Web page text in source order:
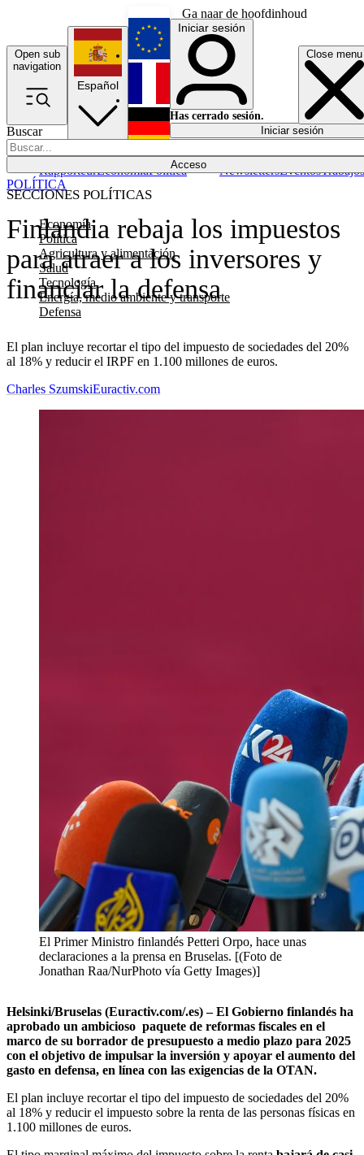
Ga naar de hoofdinhoud
Open sub
navigation
Close menu
Buscar
Acceso
SECCIONES POLÍTICAS
Economía
Política
Agricultura y alimentación
Salud
Tecnología
Energía, medio ambiente y transporte
Defensa
RapporteurEconomíaPolítica NewslettersEventosTrabajos
Español
English
Français
Iniciar sesión
Has cerrado sesión.
Iniciar sesión
Finlandia rebaja los impuestos
para atraer a los inversores y
financiar la defensa
El plan incluye recortar el tipo del impuesto de sociedades del 20%
al 18% y reducir el IRPF en 1.100 millones de euros.
POLÍTICA
Charles SzumskiEuractiv.com
El Primer Ministro finlandés Petteri Orpo, hace unas
declaraciones a la prensa en Bruselas. [(Foto de
Jonathan Raa/NurPhoto vía Getty Images)]
Helsinki/Bruselas (Euractiv.com/.es) – El Gobierno finlandés ha
aprobado un ambicioso paquete de reformas fiscales en el
marco de su borrador de presupuesto a medio plazo para 2025
con el objetivo de impulsar la inversión y apoyar el aumento del
gasto en defensa, en línea con las exigencias de la OTAN.
El plan incluye recortar el tipo del impuesto de sociedades del 20%
al 18% y reducir el impuesto sobre la renta de las personas físicas en
1.100 millones de euros.